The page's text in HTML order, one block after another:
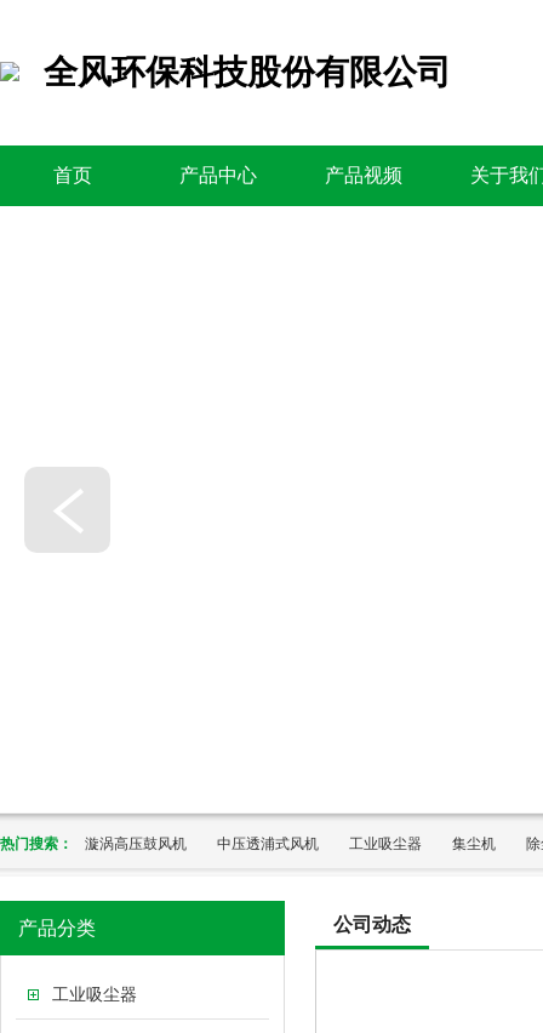
全风环保科技股份有限公司
首页 产品中心 产品视频 关于我
热门搜索： 漩涡高压鼓风机 中压透浦式风机 工业吸尘器 集尘机
产品分类
工业吸尘器
公司动态